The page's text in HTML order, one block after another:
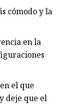
cómodo y la
en la
el que
deje que el